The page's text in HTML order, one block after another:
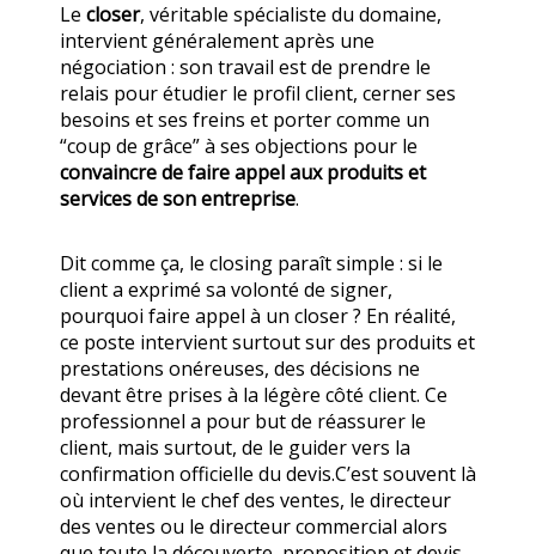
Le closer, véritable spécialiste du domaine,
intervient généralement après une
négociation : son travail est de prendre le
relais pour étudier le profil client, cerner ses
besoins et ses freins et porter comme un
“coup de grâce” à ses objections pour le
convaincre de faire appel aux produits et
services de son entreprise.
Dit comme ça, le closing paraît simple : si le
client a exprimé sa volonté de signer,
pourquoi faire appel à un closer ? En réalité,
ce poste intervient surtout sur des produits et
prestations onéreuses, des décisions ne
devant être prises à la légère côté client. Ce
professionnel a pour but de réassurer le
client, mais surtout, de le guider vers la
confirmation officielle du devis.C’est souvent là
où intervient le chef des ventes, le directeur
des ventes ou le directeur commercial alors